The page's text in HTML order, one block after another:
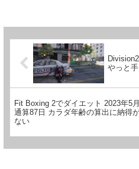
やっと
Fit Boxing 2でダイエット 2023年5
通算87日 カラダ年齢の算出に納得
ない